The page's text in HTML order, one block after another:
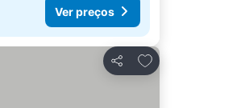
Ver preços
Partilhar
Adicionar aos